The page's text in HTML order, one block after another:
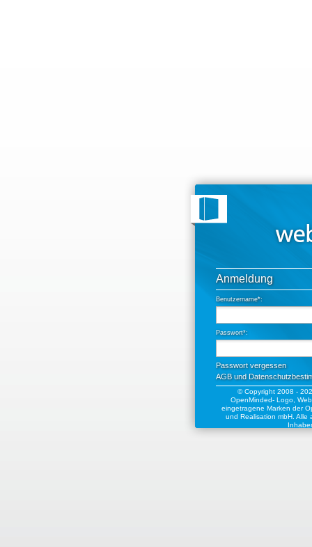
Anmeldung
Benutzername*:
Passwort*:
Passwort vergessen
AGB und
© Copyright 2008 -
OpenMinded- Logo,
eingetragene Marken der
und Realisation mbH. Alle